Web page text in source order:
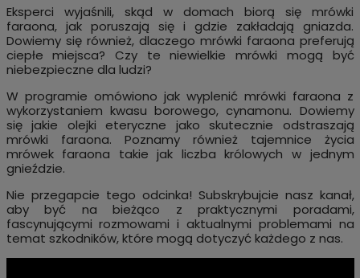
Eksperci wyjaśnili, skąd w domach biorą się mrówki
faraona, jak poruszają się i gdzie zakładają gniazda.
Dowiemy się również, dlaczego mrówki faraona preferują
ciepłe miejsca? Czy te niewielkie mrówki mogą być
niebezpieczne dla ludzi?
W programie omówiono jak wyplenić mrówki faraona z
wykorzystaniem kwasu borowego, cynamonu. Dowiemy
się jakie olejki eteryczne jako skutecznie odstraszają
mrówki faraona. Poznamy również tajemnice życia
mrówek faraona takie jak liczba królowych w jednym
gnieździe.
Nie przegapcie tego odcinka! Subskrybujcie nasz kanał,
aby być na bieżąco z praktycznymi poradami,
fascynującymi rozmowami i aktualnymi problemami na
temat szkodników, które mogą dotyczyć każdego z nas.